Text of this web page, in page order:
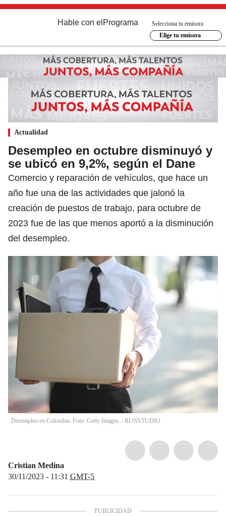
Hable con el Programa
Selecciona tu emisora
Elige tu emisora
Actualidad
Desempleo en octubre disminuyó y
se ubicó en 9,2%, según el Dane
Comercio y reparación de vehículos, que hace un
año fue una de las actividades que jalonó la
creación de puestos de trabajo, para octubre de
2023 fue de las que menos aportó a la disminución
del desempleo.
Desempleo en Colombia. Foto: Getty Images. / RUNSTUDIO
Cristian Medina
30/11/2023 - 11:31 GMT-5